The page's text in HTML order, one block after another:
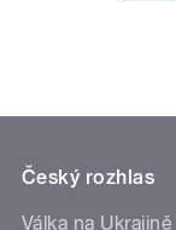
Český rozhlas
Válka na Ukrajině